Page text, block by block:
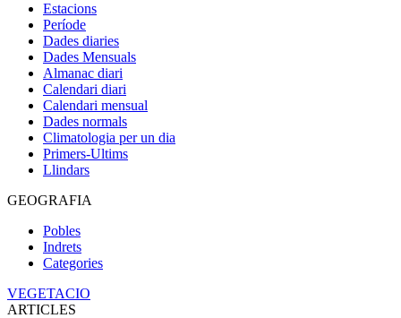
Estacions
Període
Dades diaries
Dades Mensuals
Almanac diari
Calendari diari
Calendari mensual
Dades normals
Climatologia per un dia
Primers-Ultims
Llindars
GEOGRAFIA
Pobles
Indrets
Categories
VEGETACIO
ARTICLES